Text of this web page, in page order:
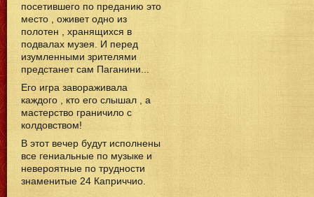
посетившего по преданию это
место , оживет одно из
полотен , хранящихся в
подвалах музея. И перед
изумленными зрителями
предстанет сам Паганини...
Его игра завораживала
каждого , кто его слышал , а
мастерство граничило с
колдовством!
В этот вечер будут исполнены
все гениальные по музыке и
невероятные по трудности
знаменитые 24 Каприччио.